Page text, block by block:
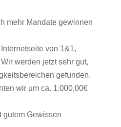
mehr Mandate gewinnen
von 1&1,
werden jetzt sehr gut,
gefunden.
wir um ca. 1.000,00€
gutem Gewissen